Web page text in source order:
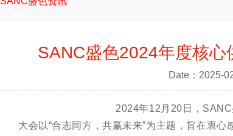
SANC盛色2024年度核
Date：2025-
2024年12月20日，SANC盛色2024
大会以“合志同方，共赢未来”为主题，旨在衷